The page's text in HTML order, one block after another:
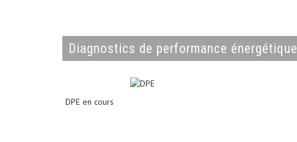
diagnostics de performance énergétique
DPE en cours